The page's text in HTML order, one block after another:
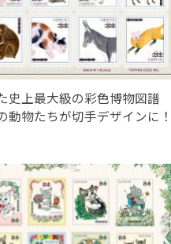
史上最大級の彩色博物図譜
動物たちが切手デザインに！